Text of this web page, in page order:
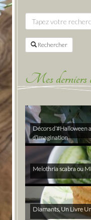
Rechercher
Mes derniers
Décors d’#Halloween
d’imagination
Melothria scabra ou
Diamants, Un Livre